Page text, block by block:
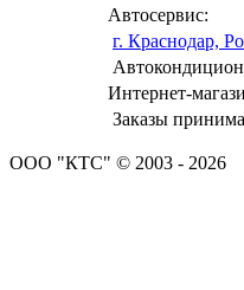
Автосервис:
г. Краснодар,
Интернет-
Заказы
ООО "КТС" © 2003 - 2026